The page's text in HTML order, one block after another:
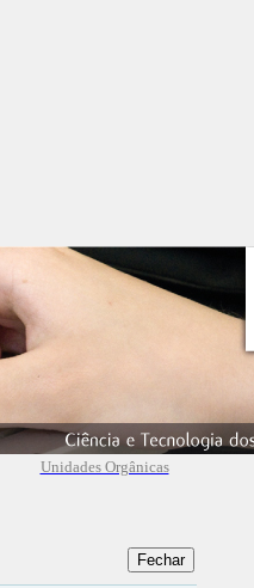
Unidades Orgânicas